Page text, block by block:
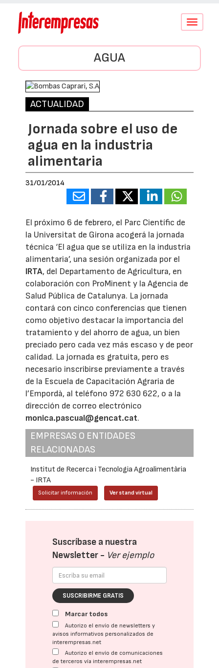
Conmutar
AGUA
ACTUALIDAD
Jornada sobre el uso de
agua en la industria
alimentaria
31/01/2014
El próximo 6 de febrero, el Parc Científic de
la Universitat de Girona acogerá la jornada
técnica ‘El agua que se utiliza en la industria
alimentaria’, una sesión organizada por el
IRTA, del Departamento de Agricultura, en
colaboración con ProMinent y la Agencia de
Salud Pública de Catalunya. La jornada
contará con cinco conferencias que tienen
como objetivo destacar la importancia del
tratamiento y del ahorro de agua, un bien
preciado pero cada vez más escaso y de peor
calidad. La jornada es gratuita, pero es
necesario inscribirse previamente a través
de la Escuela de Capacitación Agraria de
l’Empordà, al teléfono 972 630 622, o a la
dirección de correo electrónico
monica.pascual@gencat.cat.
EMPRESAS O ENTIDADES
RELACIONADAS
Institut de Recerca i Tecnologia Agroalimentària
- IRTA
Solicitar información Ver stand virtual
Suscríbase a nuestra
Newsletter - Ver ejemplo
SUSCRIBIRME GRATIS
Marcar todos
Autorizo el envío de newsletters y
avisos informativos personalizados de
interempresas.net
Autorizo el envío de comunicaciones
de terceros vía interempresas.net